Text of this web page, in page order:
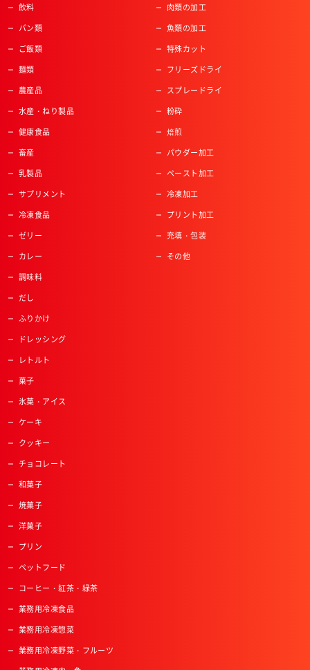
飲料
パン類
ご飯類
麺類
農産品
水産・ねり製品
健康食品
畜産
乳製品
サプリメント
冷凍食品
ゼリー
カレー
調味料
だし
ふりかけ
ドレッシング
レトルト
菓子
氷菓・アイス
ケーキ
クッキー
チョコレート
和菓子
焼菓子
洋菓子
プリン
ペットフード
コーヒー・紅茶・緑茶
業務用冷凍食品
業務用冷凍惣菜
業務用冷凍野菜・フルーツ
肉類の加工
魚類の加工
特殊カット
フリーズドライ
スプレードライ
粉砕
焙煎
パウダー加工
ペースト加工
冷凍加工
プリント加工
充填・包装
その他